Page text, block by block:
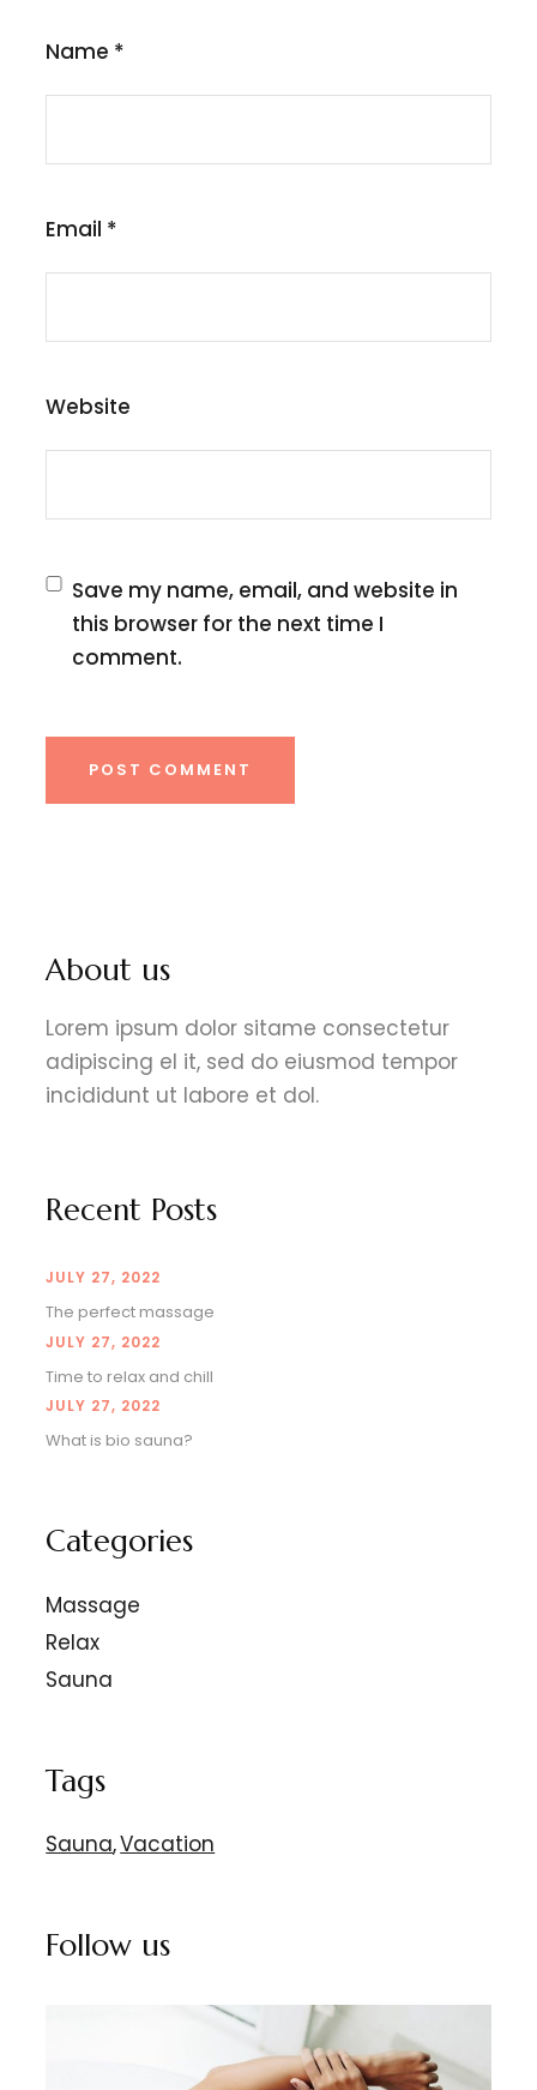
Name *
Email *
Website
Save my name, email, and website in
this browser for the next time I
comment.
POST COMMENT
About us
Lorem ipsum dolor sitame consectetur
adipiscing el it, sed do eiusmod tempor
incididunt ut labore et dol.
Recent Posts
JULY 27, 2022
The perfect massage
JULY 27, 2022
Time to relax and chill
JULY 27, 2022
What is bio sauna?
Categories
Massage
Relax
Sauna
Tags
Sauna,Vacation
Follow us